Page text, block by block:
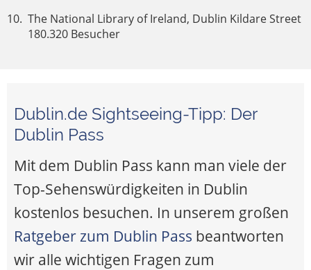
The National Library of Ireland, Dublin Kildare Street
180.320 Besucher
Dublin.de Sightseeing-Tipp: Der
Dublin Pass
Mit dem Dublin Pass kann man viele der
Top-Sehenswürdigkeiten in Dublin
kostenlos besuchen. In unserem großen
Ratgeber zum Dublin Pass beantworten
wir alle wichtigen Fragen zum